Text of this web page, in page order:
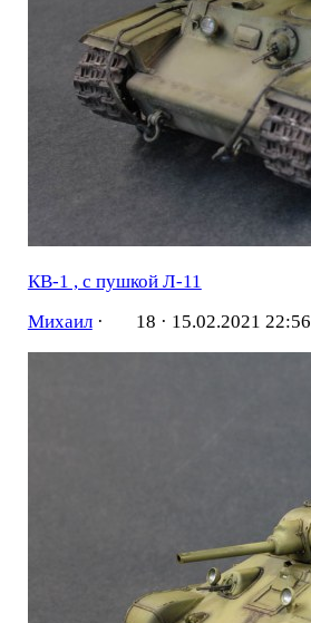
КВ-1 , с пушкой Л-11
Михаил· 18 · 15.02.2021 22:56